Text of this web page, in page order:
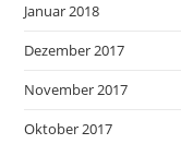
Januar 2018
Dezember 2017
November 2017
Oktober 2017